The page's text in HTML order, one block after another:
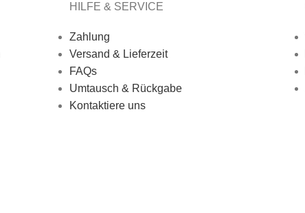
HILFE & SERVICE
Zahlung
Versand & Lieferzeit
FAQs
Umtausch & Rückgabe
Kontaktiere uns